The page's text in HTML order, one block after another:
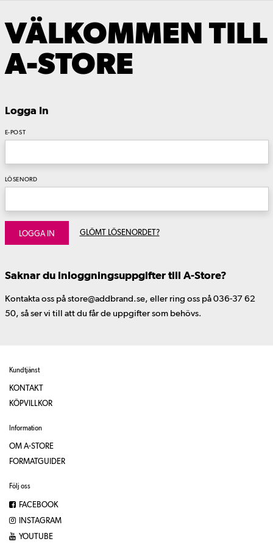
VÄLKOMMEN TILL
A-STORE
Logga In
E-POST
LÖSENORD
LOGGA IN GLÖMT LÖSENORDET?
Saknar du inloggningsuppgifter till A-Store?
Kontakta oss på store@addbrand.se, eller ring oss på 036-37 62
50, så ser vi till att du får de uppgifter som behövs.
Kundtjänst
KONTAKT
KÖPVILLKOR
Information
OM A-STORE
FORMATGUIDER
Följ oss
FACEBOOK
INSTAGRAM
YOUTUBE